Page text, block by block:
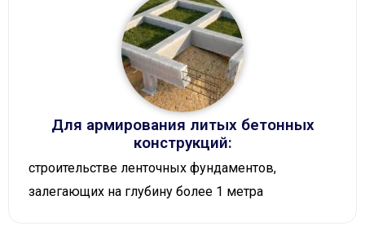
Для армирования литых бетонных
конструкций:
строительстве ленточных фундаментов,
залегающих на глубину более 1 метра